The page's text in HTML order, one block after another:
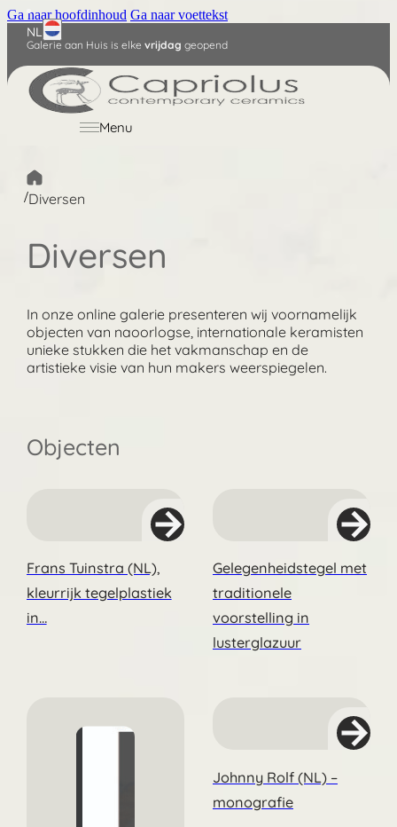
Ga naar hoofdinhoud Ga naar voettekst
Galerie aan Huis is elke vrijdag geopend
NL
English
Menu
/Diversen
Diversen
In onze online galerie presenteren wij voornamelijk
objecten van naoorlogse, internationale keramisten
unieke stukken die het vakmanschap en de
artistieke visie van hun makers weerspiegelen.
Objecten
Frans Tuinstra (NL),
kleurrijk tegelplastiek
in…
Gelegenheidstegel met
traditionele
voorstelling in
lusterglazuur
Johnny Rolf (NL) –
monografie